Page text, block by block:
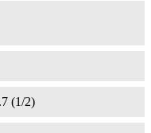
(1/2)